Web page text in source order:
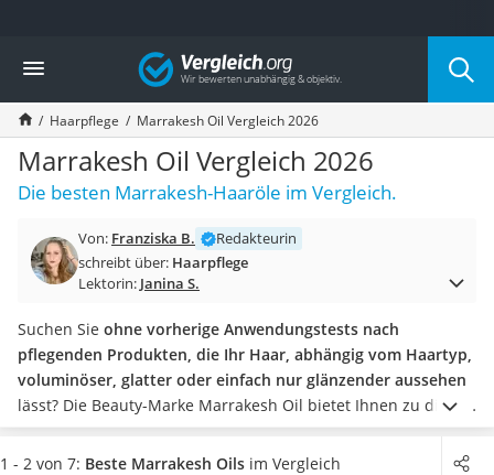
Die beliebtesten Vergleiche nach Kategorie
Drogerie
Inhalator
Haarschneider
Rollator
Braun Rasierer
Katzenklappe (Chip)
Masturbator
Massagepistole
Reisehaartrockner
Eiweißpulver
Magnesiumpräparat
Katzenklappe
Nackenmassagegerät
Zeckenschutz Katze
Vergleich
Haarpflege Marrakesh Oil Vergleich 2026
Marrakesh Oil Vergleich 2026
Die besten Marrakesh-Haaröle im Vergleich.
Von: Franziska B.
Redakteurin
schreibt über: Haarpflege
Lektorin: Janina S.
Suchen Sie ohne vorherige Anwendungstests nach
pflegenden Produkten, die Ihr Haar, abhängig vom Haartyp,
voluminöser, glatter oder einfach nur glänzender aussehen
lässt? Die Beauty-Marke Marrakesh Oil bietet Ihnen zu diesen
Zwecken eine breite Produktpalette an unterschiedlichen
Haarölen an, wie Tests im Internet berichten.
Achten Sie bei
1 - 2 von 7: Beste Marrakesh Oils im Vergleich